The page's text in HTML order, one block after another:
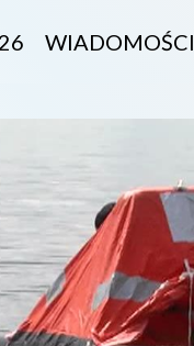
WIADOMOŚCI